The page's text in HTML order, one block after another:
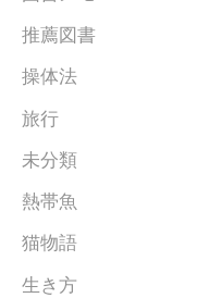
推薦図書
操体法
旅行
未分類
熱帯魚
猫物語
生き方